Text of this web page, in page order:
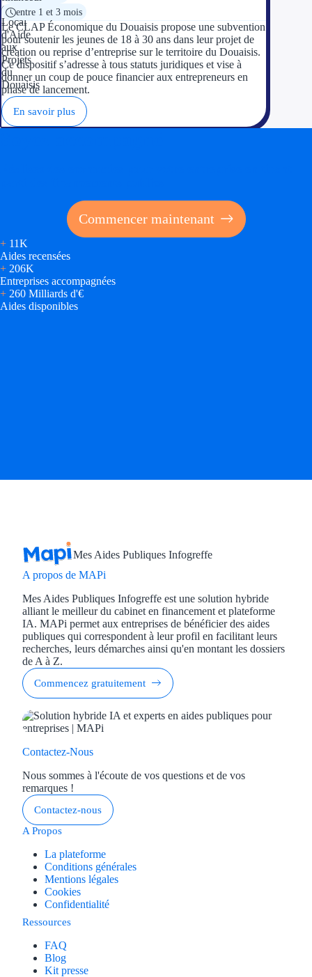
entre 1 et 3 mois
Le CLAP Économique du Douaisis propose une subvention
pour soutenir les jeunes de 18 à 30 ans dans leur projet de
création ou reprise d’entreprise sur le territoire du Douaisis.
Ce dispositif s’adresse à tous statuts juridiques et vise à
donner un coup de pouce financier aux entrepreneurs en
phase de lancement.
En savoir plus
Commencer maintenant
+ 11K
Aides recensées
+ 206K
Entreprises accompagnées
+ 260 Milliards d'€
Aides disponibles
Mes Aides Publiques Infogreffe
A propos de MAPi
Mes Aides Publiques Infogreffe est une solution hybride
alliant le meilleur du cabinet en financement et plateforme
IA. MAPi permet aux entreprises de bénéficier des aides
publiques qui correspondent à leur profil en facilitant leurs
recherches, leurs démarches ainsi qu'en montant les dossiers
de A à Z.
Commencez gratuitement
Contactez-Nous
Nous sommes à l'écoute de vos questions et de vos
remarques !
Contactez-nous
A Propos
La plateforme
Conditions générales
Mentions légales
Cookies
Confidentialité
Ressources
FAQ
Blog
Kit presse